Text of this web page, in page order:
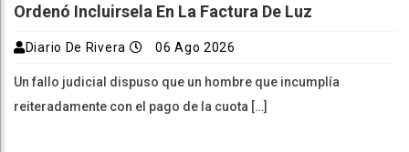
Ordenó Incluirsela En La Factura De Luz
Diario De Rivera 06 Ago 2026
Un fallo judicial dispuso que un hombre que incumplía
reiteradamente con el pago de la cuota […]